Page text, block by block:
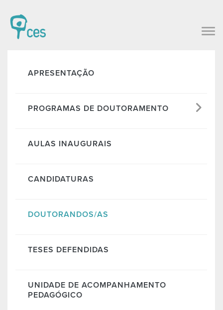
APRESENTAÇÃO
PROGRAMAS DE DOUTORAMENTO
AULAS INAUGURAIS
CANDIDATURAS
DOUTORANDOS/AS
TESES DEFENDIDAS
UNIDADE DE ACOMPANHAMENTO
PEDAGÓGICO